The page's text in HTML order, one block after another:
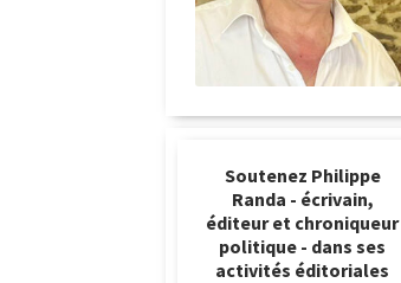
Soutenez Philippe
Randa - écrivain,
éditeur et chroniqueur
politique - dans ses
activités éditoriales